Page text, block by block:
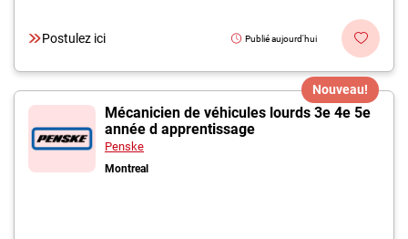
Postulez ici Publié aujourd'hui
Nouveau!
Mécanicien de véhicules lourds 3e 4e 5e
année d apprentissage
Penske
Montreal